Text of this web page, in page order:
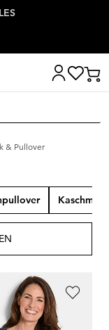
& Pullover
Kaschmir